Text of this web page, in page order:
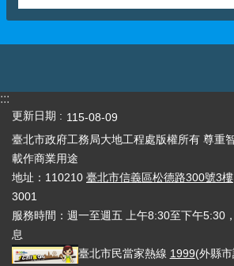
:::
更新日期
115-08-09
臺北市政府工務局大地工程處版權所有 尊重
載作商業用途
地址：110210 臺北市信義區松德路300號3樓
3001
服務時間：週一至週五 上午8:30至下午5:30
息
臺北市民當家熱線 1999(外縣